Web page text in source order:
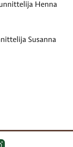
Henna
Susanna